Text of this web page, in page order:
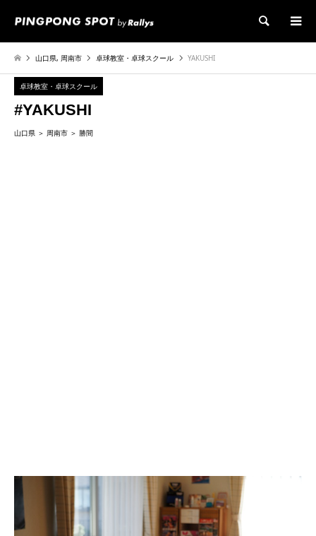
検索
山口県, 周南市 卓球教室・卓球スクール YAKUSHI
卓球教室・卓球スクール
#YAKUSHI
山口県 周南市 勝間